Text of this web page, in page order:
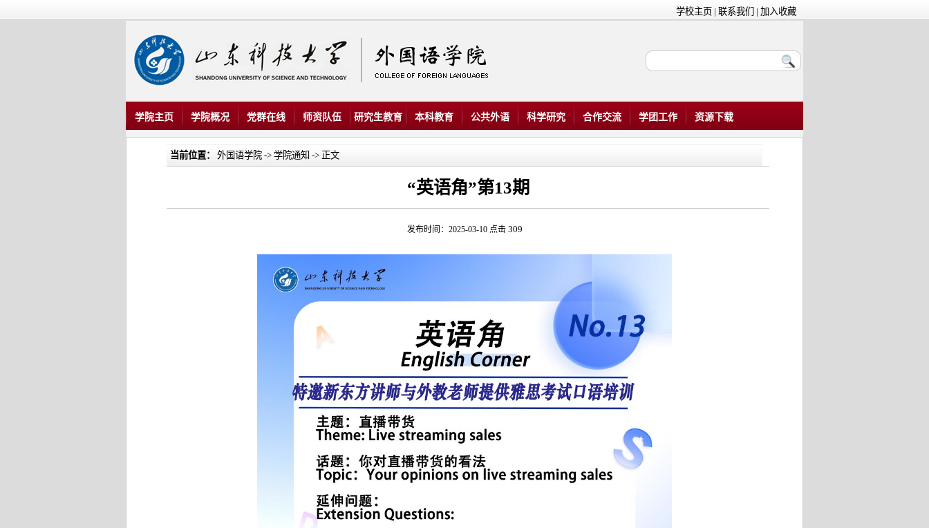
学校主页 | 联系我们 | 加入收藏
学院主页 学院概况 党群在线 师资队伍 研究生教育 本科教育 公共外语 科学研究 合作交流 学团工作 资源下载
当前位置： 外国语学院 -> 学院通知 -> 正文
“英语角”第13期
发布时间：2025-03-10 点击 309